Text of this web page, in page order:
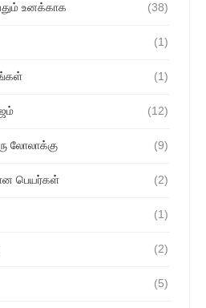
உனக்காக (38)
(1)
(1)
(12)
லோலாக்கு (9)
பெயர்கள் (2)
(1)
(2)
(5)